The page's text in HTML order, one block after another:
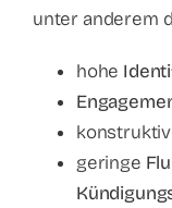
unter anderem
hohe
geringe